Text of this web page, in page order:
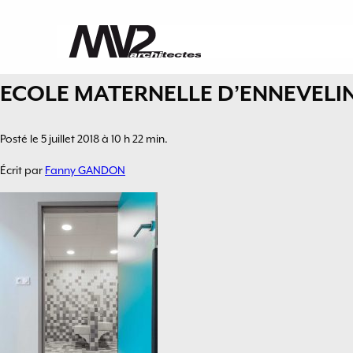
ECOLE MATERNELLE
Posté le 5 juillet 2018 à 10 h 22 min.
Écrit par Fanny GANDON